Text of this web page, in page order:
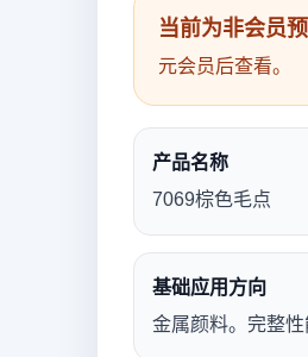
当前为非会员预
元会员后查看。
产品名称
7069棕色毛点
基础应用方向
金属颜料。完整